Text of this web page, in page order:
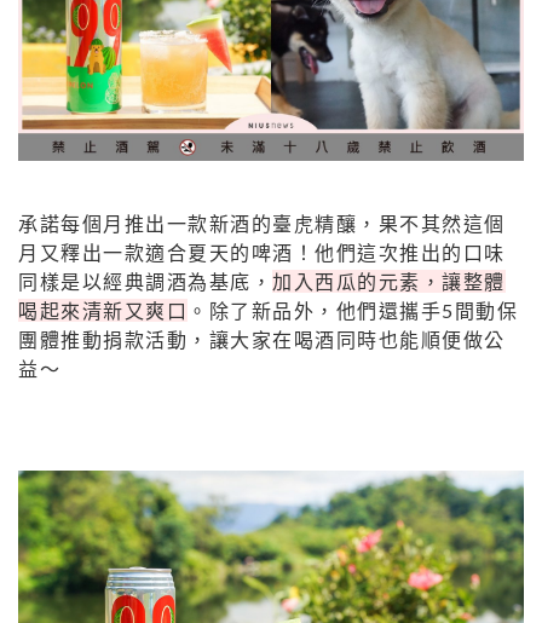
承諾每個月推出一款新酒的臺虎精釀，果不其然這個
月又釋出一款適合夏天的啤酒！他們這次推出的口味
同樣是以經典調酒為基底， 加入西瓜的元素，讓整體
喝起來清新又爽口 。除了新品外，他們還攜手5間動保
團體推動捐款活動，讓大家在喝酒同時也能順便做公
益～